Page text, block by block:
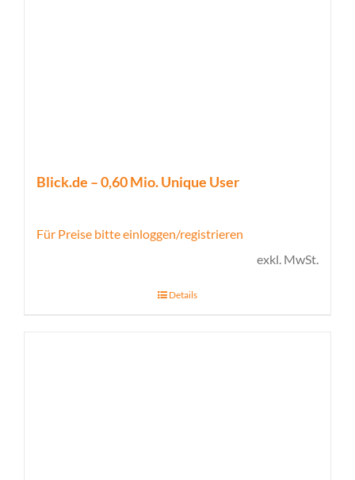
Blick.de – 0,60 Mio. Unique User
Für Preise bitte einloggen/registrieren
exkl. MwSt.
Details